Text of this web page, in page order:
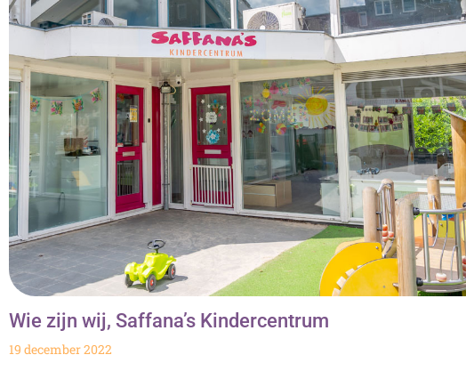
Wie zijn wij, Saffana’s Kindercentrum
19 december 2022